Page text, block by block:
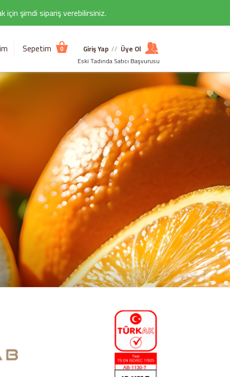
için şimdi sipariş verebilirsiniz.
Sepetim 0 Giriş Yap // Üye Ol
Eski Tadında Satıcı Başvurusu